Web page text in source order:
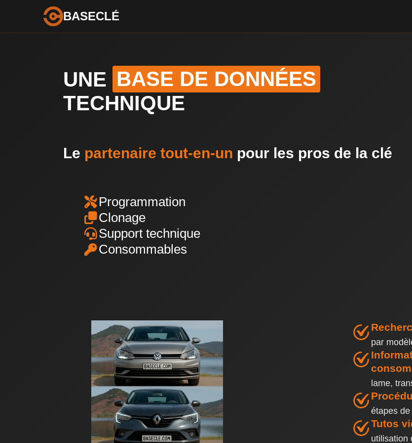
BASECLÉ
UNE BASE DE DONNÉES
TECHNIQUE
Le partenaire tout-en-un pour les pros de la clé
Programmation
Clonage
Support technique
Consommables
par
lame,
étapes
Tutos
utilisation